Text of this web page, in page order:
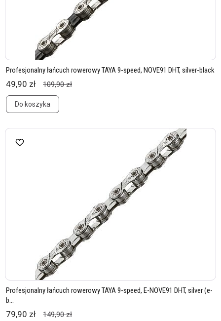
Profesjonalny łańcuch rowerowy TAYA 9-speed, NOVE91 DHT, silver-black
49,90 zł 109,90 zł
Do koszyka
Profesjonalny łańcuch rowerowy TAYA 9-speed, E-NOVE91 DHT, silver (e-
b...
79,90 zł 149,90 zł